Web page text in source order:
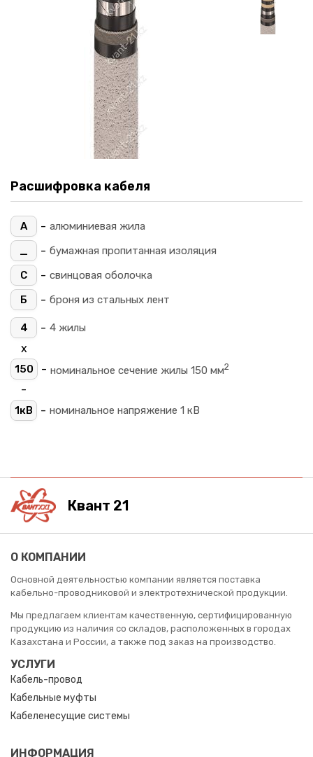
Расшифровка кабеля
А - алюминиевая жила
_
- бумажная пропитанная изоляция
С
- свинцовая оболочка
Б
- броня из стальных лент
4 - 4 жилы
х
150 - номинальное сечение жилы 150 мм2
-
1кВ - номинальное напряжение 1 кВ
Квант 21
О КОМПАНИИ
Основной деятельностью компании является поставка
кабельно-проводниковой и электротехнической продукции.
Мы предлагаем клиентам качественную, сертифицированную
продукцию из наличия со складов, расположенных в городах
Казахстана и России, а также под заказ на производство.
УСЛУГИ
Кабель-провод
Кабельные муфты
Кабеленесущие системы
ИНФОРМАЦИЯ